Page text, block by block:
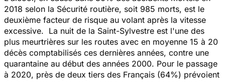
2018 selon la Sécurité routière, soit 985 morts, est le
deuxième facteur de risque au volant après la vitesse
excessive. La nuit de la Saint-Sylvestre est l'une des
plus meurtrières sur les routes avec en moyenne 15 à 20
décès comptabilisés ces dernières années, contre une
quarantaine au début des années 2000. Pour le passage
à 2020, près de deux tiers des Français (64%) prévoient